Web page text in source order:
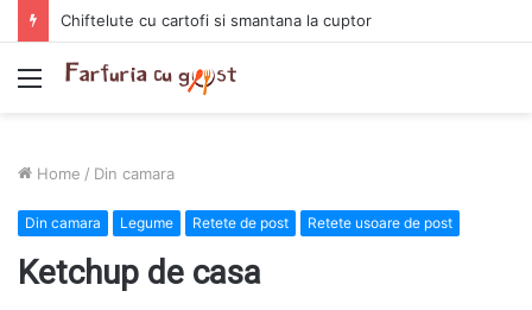
Chiftelute cu cartofi si smantana la cuptor
Menu
Home / Din camara
Din camara Legume Retete de post Retete usoare de post
Ketchup de casa